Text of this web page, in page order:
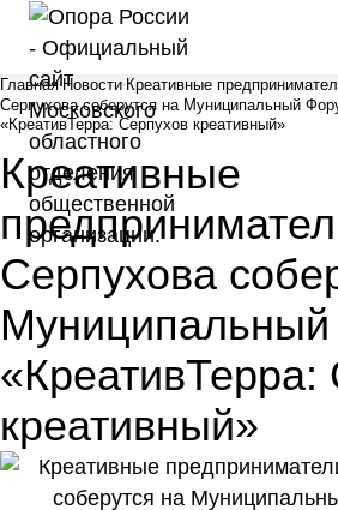
Главная Новости Креативные
Серпухова соберутся на Муниципальный
«КреативТерра: Серпухов креативный»
Креативные
Серпухова
«КреативТерра:
креативный»